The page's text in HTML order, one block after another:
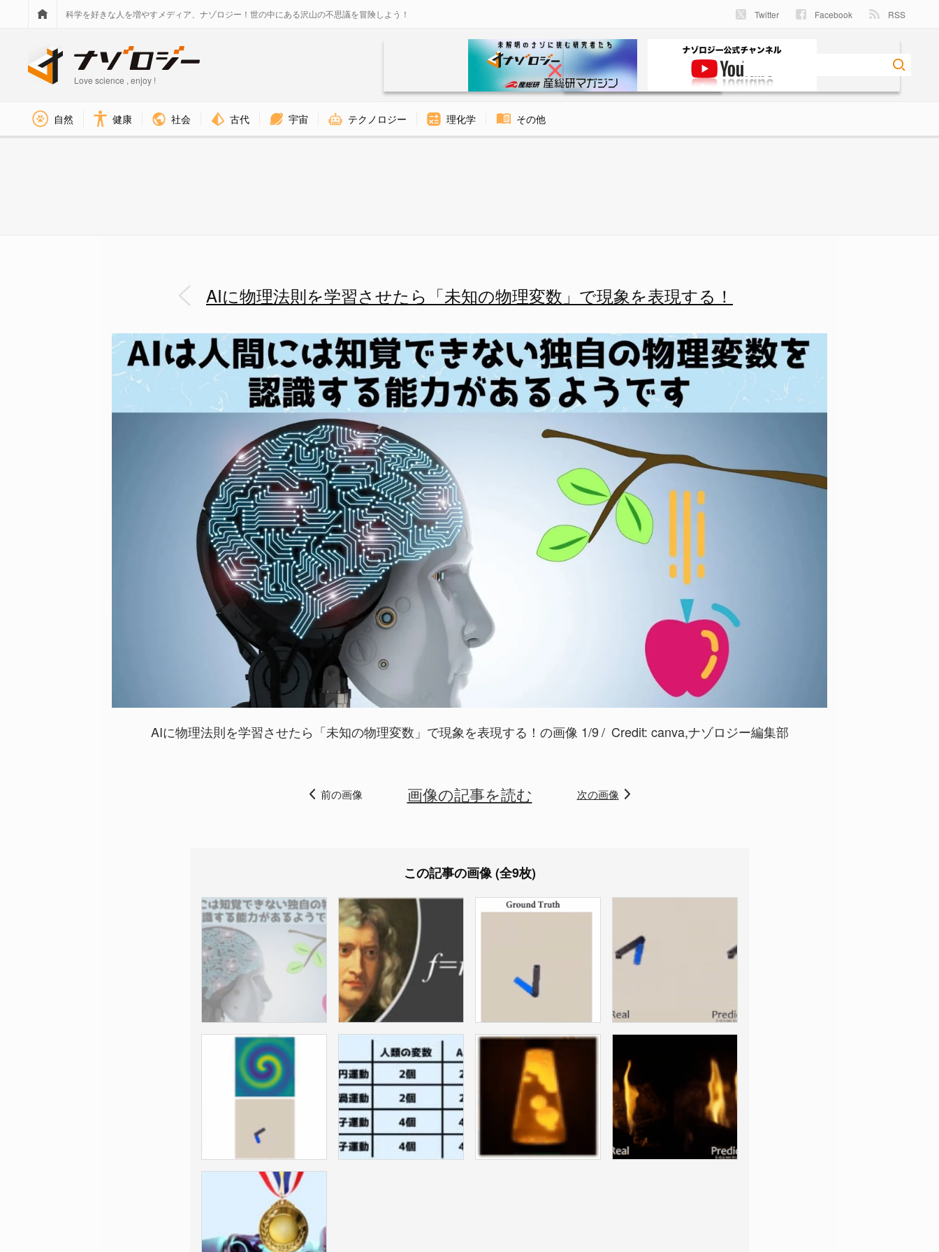
科学を好きな人を増やすメディア、ナゾロジー！世の中にある沢山の不思議を冒険しよう！ Twitter Facebook RSS
Love science , enjoy !
自然 健康 社会 古代 宇宙 テクノロジー 理化学 その他
AIに物理法則を学習させたら「未知の物理変数」で現象を表現する！
AIに物理法則を学習させたら「未知の物理変数」で現象を表現する！の画像 1/9 Credit: canva,ナゾロジー編集部
前の画像 画像の記事を読む 次の画像
この記事の画像 (全9枚)